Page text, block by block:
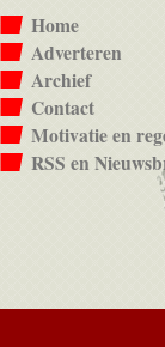
Home
Adverteren
Archief
Contact
Motivatie en
RSS en